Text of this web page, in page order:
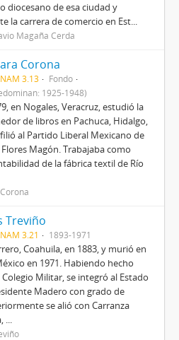
diocesano de esa ciudad y
la carrera de comercio en Est...
Magaña Cerda
Corona
3.13
Fondo
1925-1948)
en Nogales, Veracruz, estudió la
de libros en Pachuca, Hidalgo,
al Partido Liberal Mexicano de
Magón. Trabajaba como
de la fábrica textil de Río
Treviño
3.21 1893-1971
Coahuila, en 1883, y murió en
en 1971. Habiendo hecho
Militar, se integró al Estado
Madero con grado de
se alió con Carranza
...